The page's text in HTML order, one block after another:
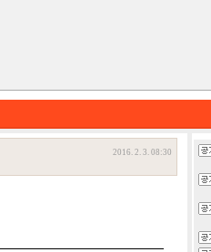
2016. 2. 3. 08:30